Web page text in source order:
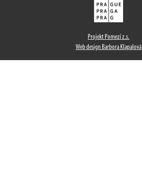
Projekt Pomezí z.s.
Web design Barbora Klapalová